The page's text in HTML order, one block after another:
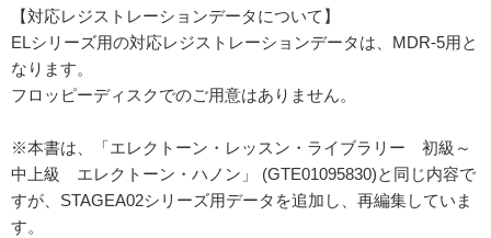
【対応レジストレーションデータについて】
ELシリーズ用の対応レジストレーションデータは、MDR-5用と
なります。
フロッピーディスクでのご用意はありません。
※本書は、「エレクトーン・レッスン・ライブラリー 初級～
中上級 エレクトーン・ハノン」 (GTE01095830)と同じ内容で
すが、STAGEA02シリーズ用データを追加し、再編集していま
す。